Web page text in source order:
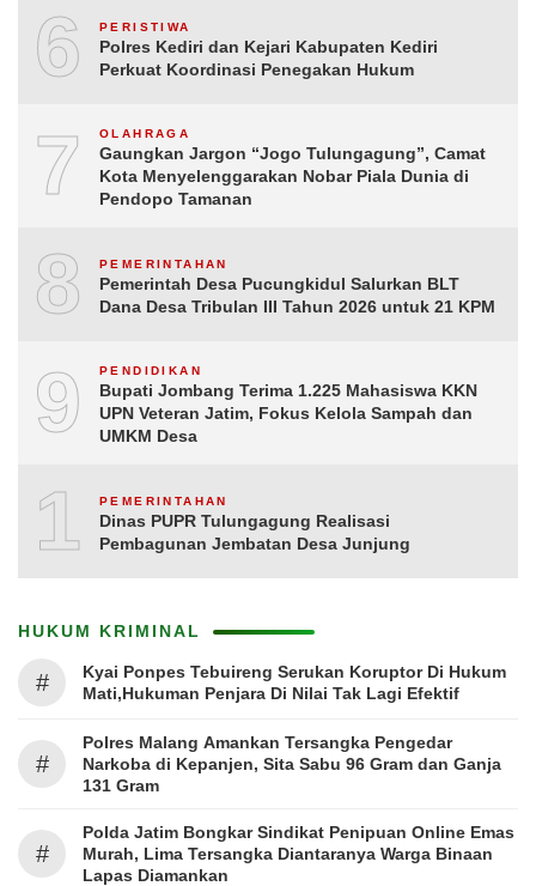
6 PERISTIWA
Polres Kediri dan Kejari Kabupaten Kediri
Perkuat Koordinasi Penegakan Hukum
7 OLAHRAGA
Gaungkan Jargon “Jogo Tulungagung”, Camat
Kota Menyelenggarakan Nobar Piala Dunia di
Pendopo Tamanan
8 PEMERINTAHAN
Pemerintah Desa Pucungkidul Salurkan BLT
Dana Desa Tribulan III Tahun 2026 untuk 21 KPM
9 PENDIDIKAN
Bupati Jombang Terima 1.225 Mahasiswa KKN
UPN Veteran Jatim, Fokus Kelola Sampah dan
UMKM Desa
10PEMERINTAHAN
Dinas PUPR Tulungagung Realisasi
Pembagunan Jembatan Desa Junjung
HUKUM KRIMINAL
#
Kyai Ponpes Tebuireng Serukan Koruptor Di Hukum
Mati,Hukuman Penjara Di Nilai Tak Lagi Efektif
#
Polres Malang Amankan Tersangka Pengedar
Narkoba di Kepanjen, Sita Sabu 96 Gram dan Ganja
131 Gram
#
Polda Jatim Bongkar Sindikat Penipuan Online Emas
Murah, Lima Tersangka Diantaranya Warga Binaan
Lapas Diamankan